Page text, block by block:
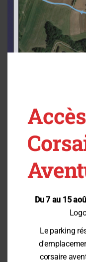
Actu et
Du 7 au 15
Le parking
corsaire